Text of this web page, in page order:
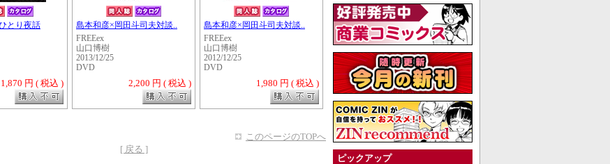
とり夜話
1,870 円 ( 税込 )
島本和彦×岡田斗司夫対談..
FREEex
山口博樹
2013/12/25
DVD
2,200 円 ( 税込 )
島本和彦×岡田斗司夫対談..
FREEex
山口博樹
2012/12/25
DVD
1,980 円 ( 税込 )
このページのTOPへ
[ 戻る ]
ピックアップ